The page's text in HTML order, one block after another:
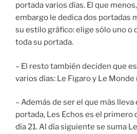
portada varios días. El que
embargo le dedica dos portadas
su estilo gráfico: elige sólo uno o
toda su portada.
– El resto también deciden que
varios días: Le Figaro y Le Monde
– Además de ser el que más
portada, Les Echos es el primero
día 21. Al día siguiente se suma